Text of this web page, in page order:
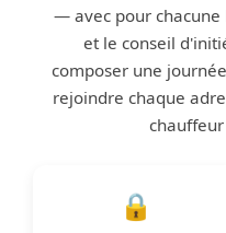
— avec pour chacune
et le conseil
composer une
rejoindre chaque
chauffeur
🔒